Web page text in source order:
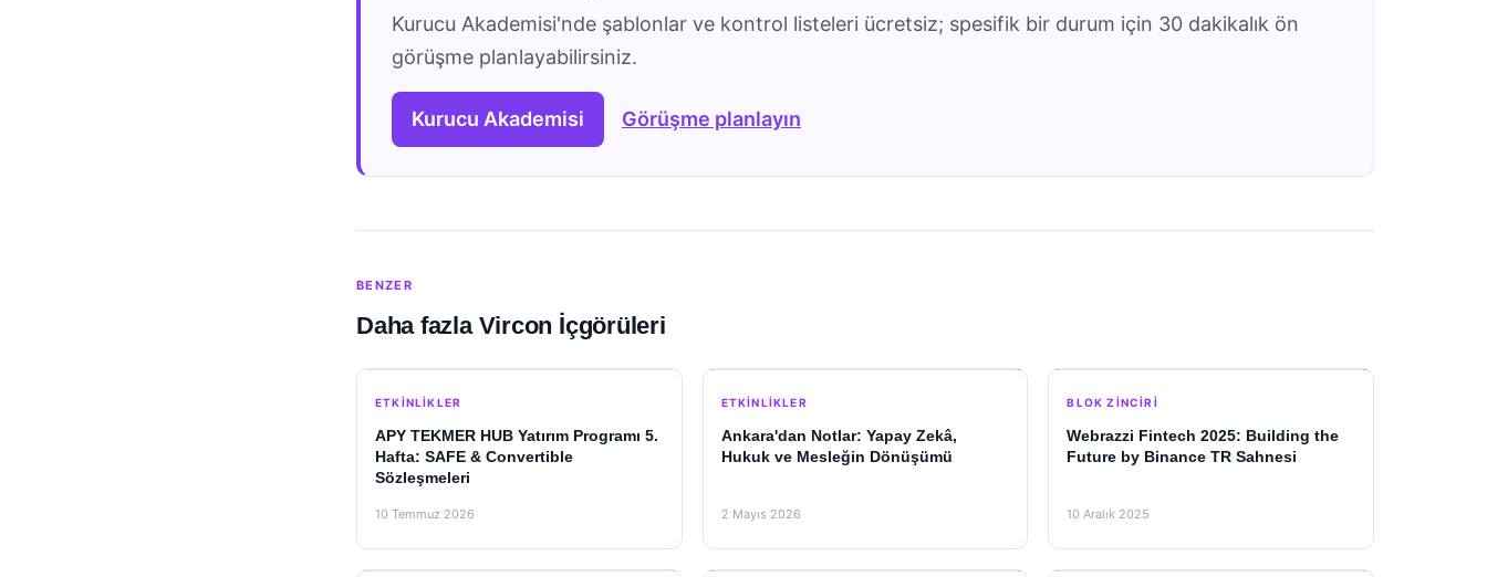
Kurucu Akademisi'nde şablonlar ve kontrol listeleri ücretsiz; spesifik bir durum için 30 dakikalık ön
görüşme planlayabilirsiniz.
Kurucu Akademisi Görüşme planlayın
BENZER
Daha fazla Vircon İçgörüleri
ETKINLIKLER
APY TEKMER HUB Yatırım Programı 5.
Hafta: SAFE & Convertible
Sözleşmeleri
10 Temmuz 2026
ETKINLIKLER
Ankara'dan Notlar: Yapay Zekâ,
Hukuk ve Mesleğin Dönüşümü
2 Mayıs 2026
BLOK ZINCIRI
Webrazzi Fintech 2025: Building the
Future by Binance TR Sahnesi
10 Aralık 2025